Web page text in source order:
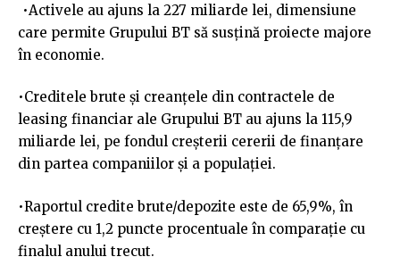
•Activele au ajuns la 227 miliarde lei, dimensiune
care permite Grupului BT să susțină proiecte majore
în economie.
•Creditele brute și creanțele din contractele de
leasing financiar ale Grupului BT au ajuns la 115,9
miliarde lei, pe fondul creșterii cererii de finanțare
din partea companiilor și a populației.
•Raportul credite brute/depozite este de 65,9%, în
creștere cu 1,2 puncte procentuale în comparație cu
finalul anului trecut.